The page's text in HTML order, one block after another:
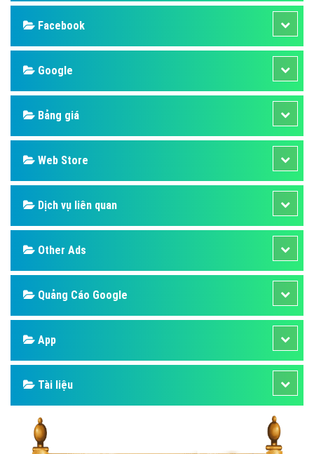
Facebook
Google
Bảng giá
Web Store
Dịch vụ liên quan
Other Ads
Quảng Cáo Google
App
Tài liệu